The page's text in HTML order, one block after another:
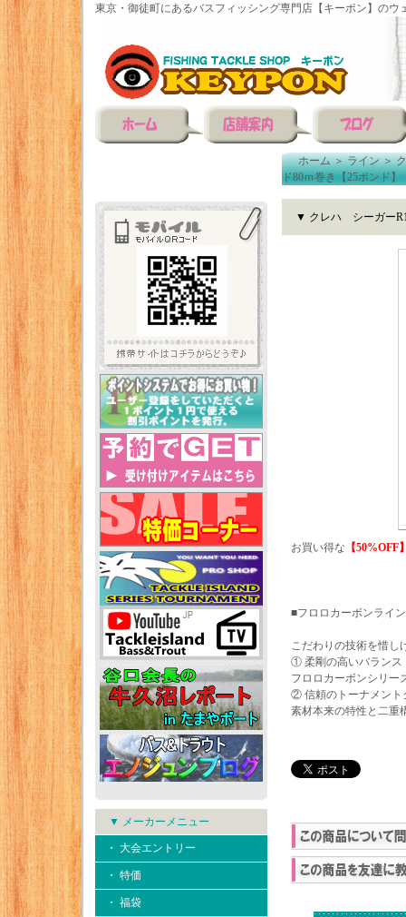
東京・御徒町にあるバスフィッシング専門店【キーポン】のウ
▼ メーカーメニュー
・ 大会エントリー
・ 特価
・ 福袋
ホーム＞ライン＞
ド80ｍ巻き【25ポンド】
▼ クレハ シーガー
お買い得な 【50%OFF
■フロロカーボンライ
こだわりの技術を惜し
① 柔剛の高いバランス
フロロカーボンシリー
② 信頼のトーナメント
素材本来の特性と二重